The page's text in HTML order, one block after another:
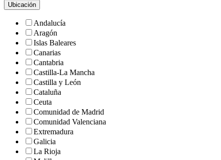
Ubicación
Andalucía
Aragón
Islas Baleares
Canarias
Cantabria
Castilla-La Mancha
Castilla y León
Cataluña
Ceuta
Comunidad de Madrid
Comunidad Valenciana
Extremadura
Galicia
La Rioja